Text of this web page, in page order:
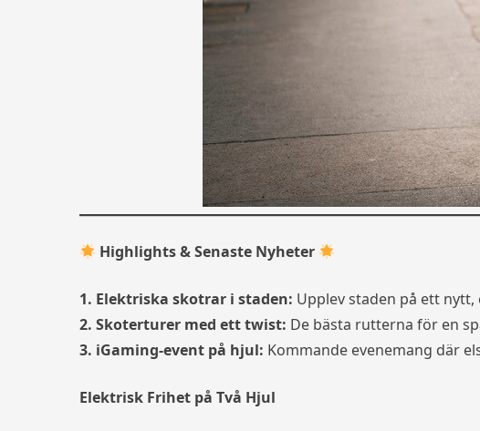
Highlights & Senaste Nyheter
1. Elektriska skotrar i staden: Upplev staden på ett
2. Skoterturer med ett twist: De bästa rutterna för en
3. iGaming-event på hjul: Kommande evenemang där
Elektrisk Frihet på Två Hjul